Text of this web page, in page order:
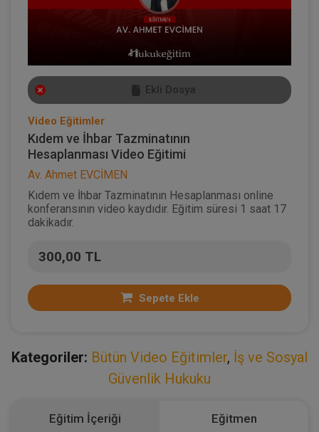
Ekli Dosya
Video Eğitimler
Kıdem ve İhbar Tazminatının
Hesaplanması Video Eğitimi
Av. Ahmet EVCİMEN
Kıdem ve İhbar Tazminatının Hesaplanması online
konferansının video kaydıdır. Eğitim süresi 1 saat 17
dakikadır.
300,00 TL
Sepete Ekle
Kategoriler: Bütün Video Eğitimler, İş ve Sosyal
Güvenlik Hukuku
Eğitim İçeriği Eğitmen